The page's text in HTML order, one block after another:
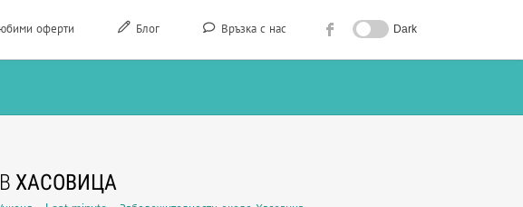
оферти Блог Връзка с нас Dark
ХАСОВИЦА